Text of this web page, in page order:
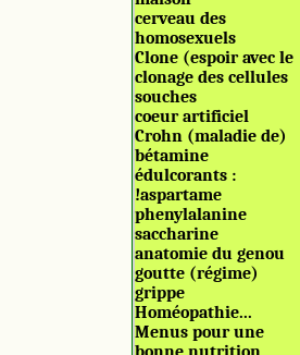
cerveau des
homosexuels
Clone (espoir avec le
clonage des cellules
souches
coeur artificiel
Crohn (maladie de)
bétamine
édulcorants :
!aspartame
phenylalanine
saccharine
anatomie du genou
goutte (régime)
grippe
Homéopathie...
Menus pour une